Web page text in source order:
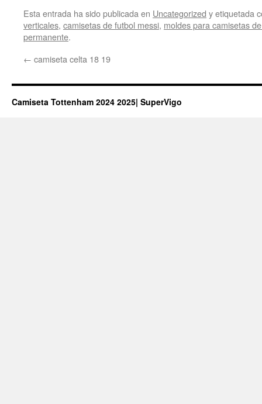
Esta entrada ha sido publicada en Uncategorized y etiquetada
verticales, camisetas de futbol messi, moldes para camisetas
permanente.
← camiseta celta 18 19
Camiseta Tottenham 2024 2025| SuperVigo